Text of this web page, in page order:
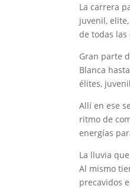
La carrera
juvenil,
de todas
Gran parte
Blanca
élites,
Allí en ese
ritmo de
energías
La lluvia
Al mismo
precavidos